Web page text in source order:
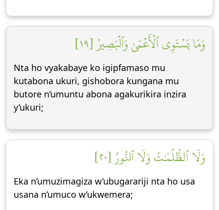
وَمَا يَسۡتَوِي ٱلۡأَعۡمَىٰ وَٱلۡبَصِيرُ [١٩]
Nta ho vyakabaye ko igipfamaso mu
kutabona ukuri, gishobora kungana mu
butore n’umuntu abona agakurikira inzira
y’ukuri;
وَلَا ٱلظُّلُمَٰتُ وَلَا ٱلنُّورُ [٢٠]
Eka n’umuzimagiza w’ubugarariji nta ho usa
usana n’umuco w’ukwemera;